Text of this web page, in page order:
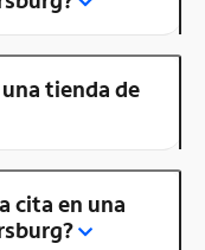
tienda de
cita en una